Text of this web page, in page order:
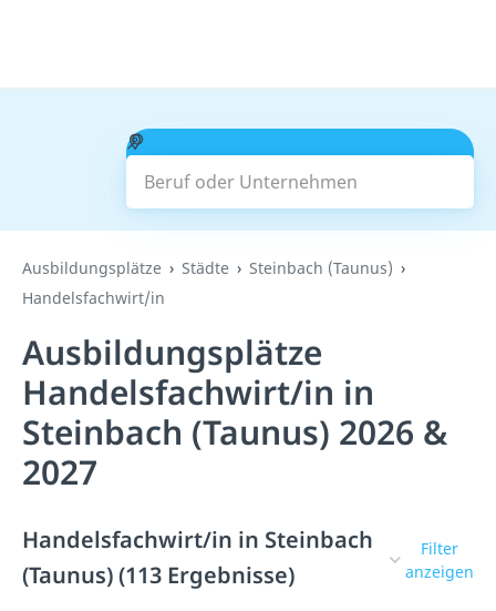
Beruf oder Unternehmen
Suchen
Ausbildungsplätze Städte
Steinbach (Taunus)
Handelsfachwirt/in
Ausbildungsplätze
Handelsfachwirt/in in
Steinbach (Taunus) 2026 &
2027
Handelsfachwirt/in in Steinbach
(Taunus) (113 Ergebnisse)
Filter
anzeigen